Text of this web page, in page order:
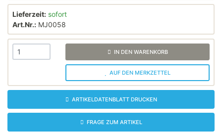
Lieferzeit: sofort
Art.Nr.: MJ0058
IN DEN WARENKORB
AUF DEN MERKZETTEL
ARTIKELDATENBLATT DRUCKEN
FRAGE ZUM ARTIKEL